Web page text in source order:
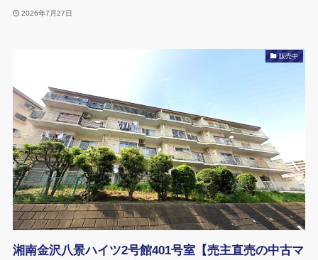
2026年7月27日
販売中
湘南金沢八景ハイツ2号館401号室【売主直売の中古マ